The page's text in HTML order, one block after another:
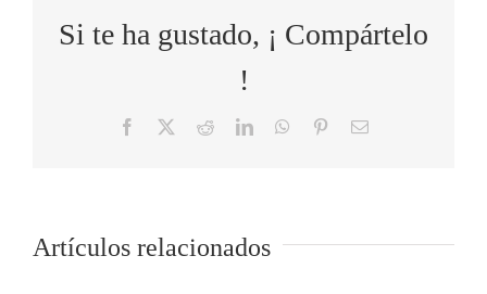
Si te ha gustado, ¡ Compártelo
!
Facebook RedditLinkedInWhatsApp
PinterestCorreo
Artículos relacionados
Cómo